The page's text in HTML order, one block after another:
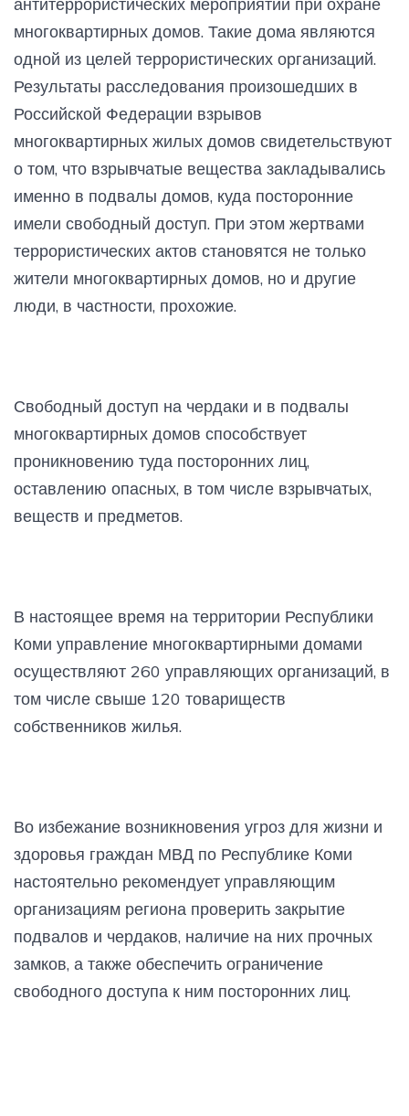
многоквартирных домов. Такие дома являются
одной из целей террористических организаций.
Результаты расследования произошедших в
Российской Федерации взрывов
многоквартирных жилых домов свидетельствуют
о том, что взрывчатые вещества закладывались
именно в подвалы домов, куда посторонние
имели свободный доступ. При этом жертвами
террористических актов становятся не только
жители многоквартирных домов, но и другие
люди, в частности, прохожие.
Свободный доступ на чердаки и в подвалы
многоквартирных домов способствует
проникновению туда посторонних лиц,
оставлению опасных, в том числе взрывчатых,
веществ и предметов.
В настоящее время на территории Республики
Коми управление многоквартирными домами
осуществляют 260 управляющих организаций, в
том числе свыше 120 товариществ
собственников жилья.
Во избежание возникновения угроз для жизни и
здоровья граждан МВД по Республике Коми
настоятельно рекомендует управляющим
организациям региона проверить закрытие
подвалов и чердаков, наличие на них прочных
замков, а также обеспечить ограничение
свободного доступа к ним посторонних лиц.